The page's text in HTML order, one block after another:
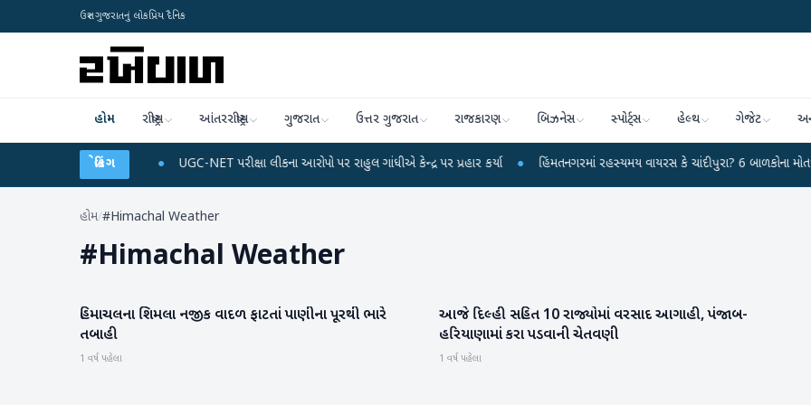
ઉત્તર ગુજરાતનું લોકપ્રિય દૈનિક
હોમ રાષ્ટ્રીય આંતરરાષ્ટ્રીય ગુજરાત ઉત્તર ગુજરાત રાજકારણ બિઝનેસ સ્પોર્ટ્સ હેલ્થ ગેજેટ
બ્રેકિંગ
● UGC-NET પરીક્ષા લીકના આરોપો પર રાહુલ ગાંધીએ કેન્દ્ર પર પ્રહાર કર્યા ● હિંમતનગરમાં રહસ્યમય વાયરસ કે ચાંદીપુરા? 6 બાળકોના મોતથી ફફડાટ
હોમ/#Himachal Weather
#Himachal Weather
રાષ્ટ્રીય
હિમાચલના શિમલા નજીક વાદળ ફાટતાં પાણીના પૂરથી ભારે
તબાહી
1 વર્ષ પહેલા
હવામાન
આજે દિલ્હી સહિત 10 રાજ્યોમાં વરસાદ આગાહી, પંજાબ-
હરિયાણામાં કરા પડવાની ચેતવણી
1 વર્ષ પહેલા